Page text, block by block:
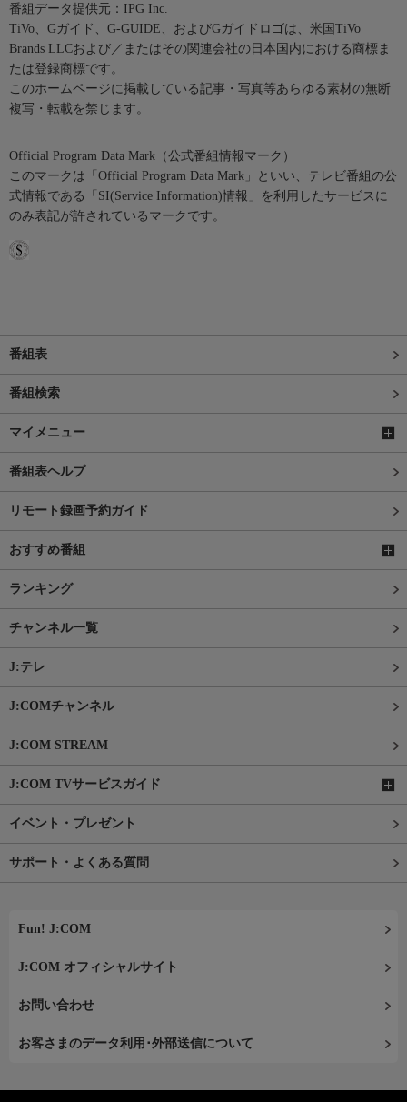
番組データ提供元：IPG Inc.
TiVo、Gガイド、G-GUIDE、およびGガイドロゴは、米国TiVo
Brands LLCおよび／またはその関連会社の日本国内における商標ま
たは登録商標です。
このホームページに掲載している記事・写真等あらゆる素材の無断
複写・転載を禁じます。
Official Program Data Mark（公式番組情報マーク）
このマークは「Official Program Data Mark」といい、テレビ番組の公
式情報である「SI(Service Information)情報」を利用したサービスに
のみ表記が許されているマークです。
番組表
番組検索
マイメニュー
番組表ヘルプ
リモート録画予約ガイド
おすすめ番組
ランキング
チャンネル一覧
J:テレ
J:COMチャンネル
J:COM STREAM
J:COM TVサービスガイド
イベント・プレゼント
サポート・よくある質問
Fun! J:COM
J:COM オフィシャルサイト
お問い合わせ
お客さまのデータ利用･外部送信について